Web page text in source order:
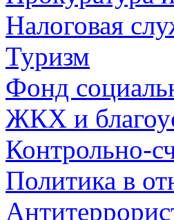
Налоговая
Туризм
Фонд
ЖКХ и
Контрольно-
Политика в